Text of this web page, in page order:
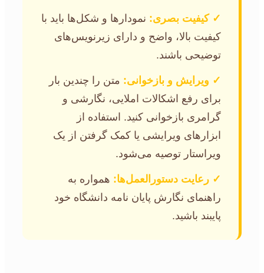
✓ کیفیت بصری: نمودارها و شکل‌ها باید با
کیفیت بالا، واضح و دارای زیرنویس‌های
توضیحی باشند.
✓ ویرایش و بازخوانی: متن را چندین بار
برای رفع اشکالات املایی، نگارشی و
گرامری بازخوانی کنید. استفاده از
ابزارهای ویرایشی یا کمک گرفتن از یک
ویراستار توصیه می‌شود.
✓ رعایت دستورالعمل‌ها: همواره به
راهنمای نگارش پایان نامه دانشگاه خود
پایبند باشید.